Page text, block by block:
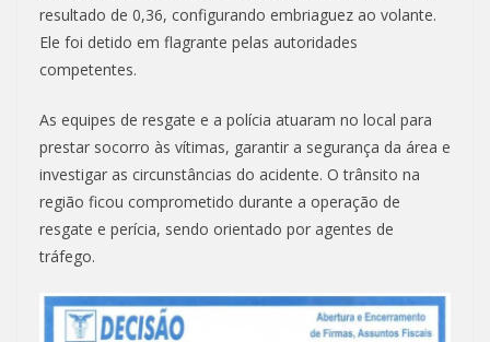
resultado de 0,36, configurando embriaguez ao volante.
Ele foi detido em flagrante pelas autoridades
competentes.
As equipes de resgate e a polícia atuaram no local para
prestar socorro às vítimas, garantir a segurança da área e
investigar as circunstâncias do acidente. O trânsito na
região ficou comprometido durante a operação de
resgate e perícia, sendo orientado por agentes de
tráfego.